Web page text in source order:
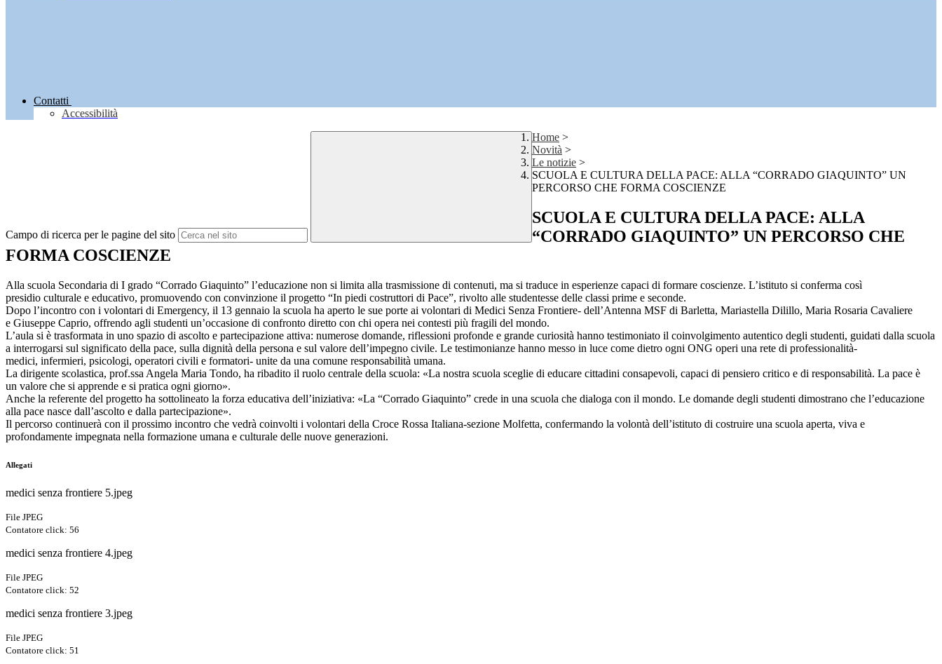
Contatti
Accessibilità
Campo di ricerca per le pagine del sito
Home >
Novità >
Le notizie >
SCUOLA E CULTURA DELLA PACE: ALLA “CORRADO GIAQUINTO” UN
PERCORSO CHE FORMA COSCIENZE
SCUOLA E CULTURA DELLA PACE: ALLA
“CORRADO GIAQUINTO” UN PERCORSO CHE
FORMA COSCIENZE
Alla scuola Secondaria di I grado “Corrado Giaquinto” l’educazione non si limita alla trasmissione di contenuti, ma si traduce in esperienze capaci di formare coscienze. L’istituto si conferma così
presidio culturale e educativo, promuovendo con convinzione il progetto “In piedi costruttori di Pace”, rivolto alle studentesse delle classi prime e seconde.
Dopo l’incontro con i volontari di Emergency, il 13 gennaio la scuola ha aperto le sue porte ai volontari di Medici Senza Frontiere- dell’Antenna MSF di Barletta, Mariastella Dilillo, Maria Rosaria Cavaliere
e Giuseppe Caprio, offrendo agli studenti un’occasione di confronto diretto con chi opera nei contesti più fragili del mondo.
L’aula si è trasformata in uno spazio di ascolto e partecipazione attiva: numerose domande, riflessioni profonde e grande curiosità hanno testimoniato il coinvolgimento autentico degli studenti, guidati dalla scuola
a interrogarsi sul significato della pace, sulla dignità della persona e sul valore dell’impegno civile. Le testimonianze hanno messo in luce come dietro ogni ONG operi una rete di professionalità-
medici, infermieri, psicologi, operatori civili e formatori- unite da una comune responsabilità umana.
La dirigente scolastica, prof.ssa Angela Maria Tondo, ha ribadito il ruolo centrale della scuola: «La nostra scuola sceglie di educare cittadini consapevoli, capaci di pensiero critico e di responsabilità. La pace è
un valore che si apprende e si pratica ogni giorno».
Anche la referente del progetto ha sottolineato la forza educativa dell’iniziativa: «La “Corrado Giaquinto” crede in una scuola che dialoga con il mondo. Le domande degli studenti dimostrano che l’educazione
alla pace nasce dall’ascolto e dalla partecipazione».
Il percorso continuerà con il prossimo incontro che vedrà coinvolti i volontari della Croce Rossa Italiana-sezione Molfetta, confermando la volontà dell’istituto di costruire una scuola aperta, viva e
profondamente impegnata nella formazione umana e culturale delle nuove generazioni.
Allegati
medici senza frontiere 5.jpeg
File JPEG
Contatore click: 56
medici senza frontiere 4.jpeg
File JPEG
Contatore click: 52
medici senza frontiere 3.jpeg
File JPEG
Contatore click: 51